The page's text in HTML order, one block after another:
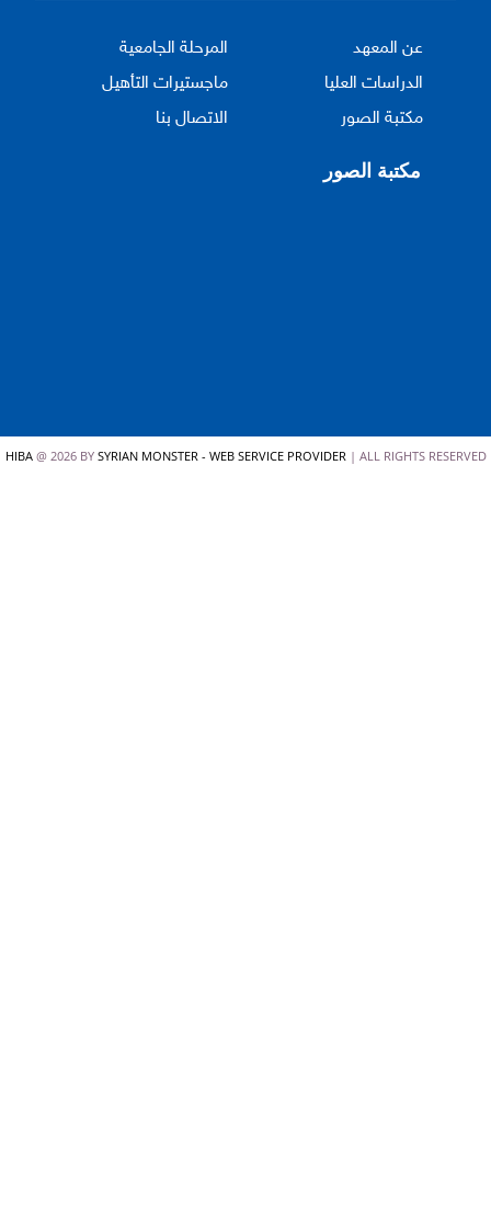
عن المعهد
المرحلة الجامعية
الدراسات العليا
ماجستيرات التأهيل
مكتبة الصور
الاتصال بنا
HIBA@ 2026 BY SYRIAN MONSTER - WEB SERVICE PROVIDER | ALL RIGHTS RESERVED